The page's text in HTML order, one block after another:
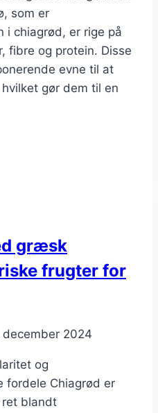
som er
i chiagrød, er rige på
fibre og protein. Disse
evne til at
gør dem til en
græsk
frugter for
december 2024
og
fordele Chiagrød er
blandt